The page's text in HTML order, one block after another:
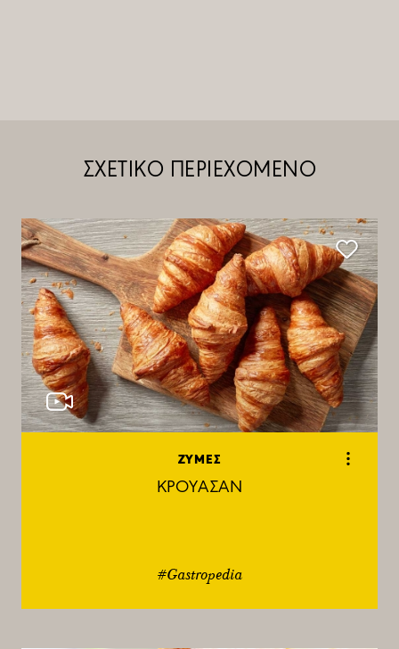
ΣΧΕΤΙΚΟ ΠΕΡΙΕΧΟΜΕΝΟ
ΖΥΜΕΣ
ΚΡΟΥΑΣΑΝ
#Gastropedia